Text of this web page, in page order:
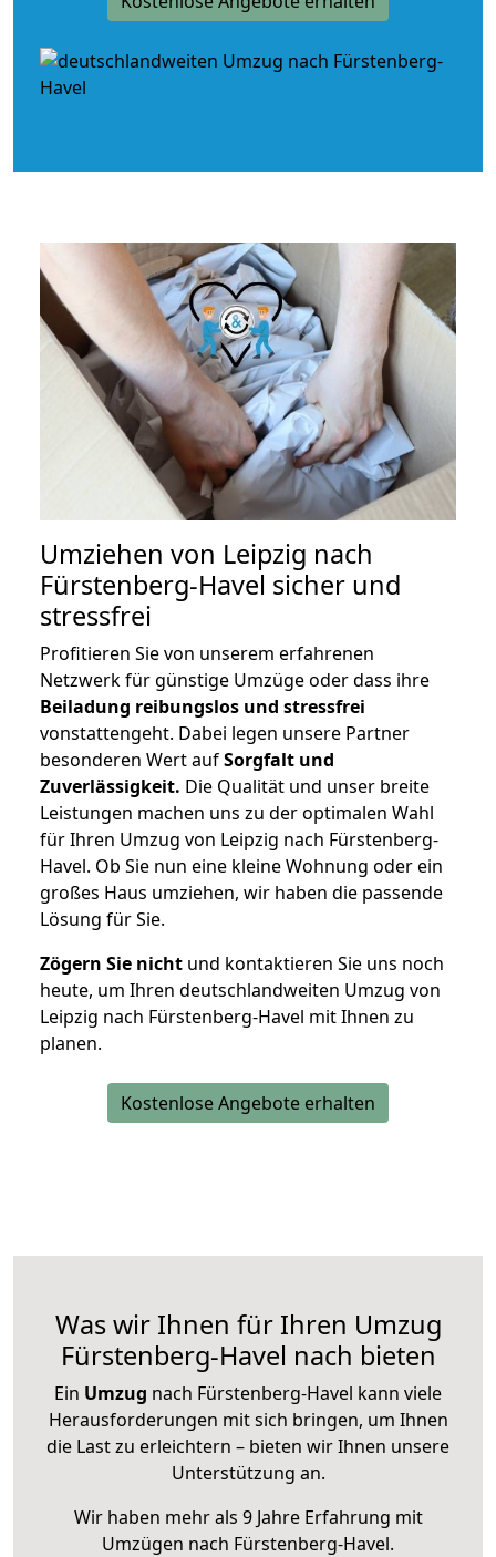
Umziehen von Leipzig nach
Fürstenberg-Havel sicher und
stressfrei
Profitieren Sie von unserem erfahrenen
Netzwerk für günstige Umzüge oder dass ihre
Beiladung reibungslos und stressfrei
vonstattengeht. Dabei legen unsere Partner
besonderen Wert aufSorgfalt und
Zuverlässigkeit. Die Qualität und unser breite
Leistungen machen uns zu der optimalen Wahl
für Ihren Umzug von Leipzig nach Fürstenberg-
Havel. Ob Sie nun eine kleine Wohnung oder ein
großes Haus umziehen, wir haben die passende
Lösung für Sie.
Zögern Sie nicht und kontaktieren Sie uns noch
heute, um Ihren deutschlandweiten Umzug von
Leipzig nach Fürstenberg-Havel mit Ihnen zu
planen.
Kostenlose Angebote erhalten
Was wir Ihnen für Ihren Umzug
Fürstenberg-Havel nach bieten
Ein Umzug nach Fürstenberg-Havel kann viele
Herausforderungen mit sich bringen, um Ihnen
die Last zu erleichtern – bieten wir Ihnen unsere
Unterstützung an.
Wir haben mehr als 9 Jahre Erfahrung mit
Umzügen nach Fürstenberg-Havel.